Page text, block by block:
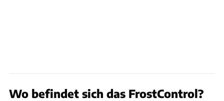
Wo befindet sich das FrostControl?